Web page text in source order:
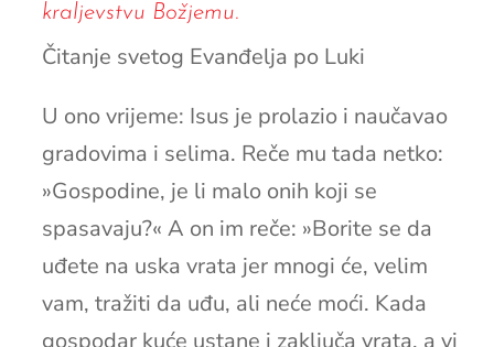
kraljevstvu Božjemu.
Čitanje svetog Evanđelja po Luki
U ono vrijeme: Isus je prolazio i naučavao
gradovima i selima. Reče mu tada netko:
»Gospodine, je li malo onih koji se
spasavaju?« A on im reče: »Borite se da
uđete na uska vrata jer mnogi će, velim
vam, tražiti da uđu, ali neće moći. Kada
gospodar kuće ustane i zaključa vrata, a vi